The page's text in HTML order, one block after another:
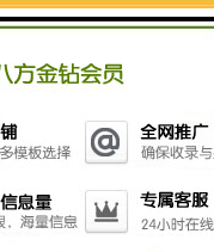
供暖方式：市政供水